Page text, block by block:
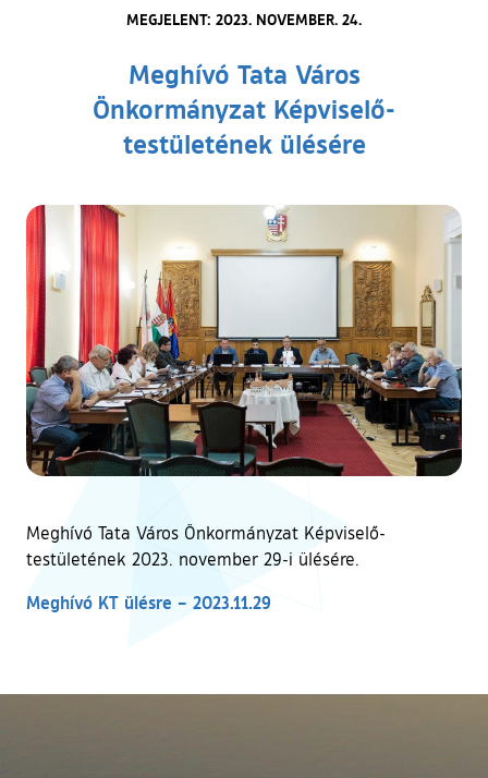
MEGJELENT: 2023. NOVEMBER. 24.
Meghívó Tata Város
Önkormányzat Képviselő-
testületének ülésére
Meghívó Tata Város Önkormányzat Képviselő-
testületének 2023. november 29-i ülésére.
Meghívó KT ülésre – 2023.11.29